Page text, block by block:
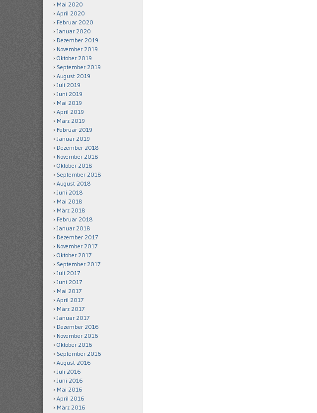
Mai 2020
April 2020
Februar 2020
Januar 2020
Dezember 2019
November 2019
Oktober 2019
September 2019
August 2019
Juli 2019
Juni 2019
Mai 2019
April 2019
März 2019
Februar 2019
Januar 2019
Dezember 2018
November 2018
Oktober 2018
September 2018
August 2018
Juni 2018
Mai 2018
März 2018
Februar 2018
Januar 2018
Dezember 2017
November 2017
Oktober 2017
September 2017
Juli 2017
Juni 2017
Mai 2017
April 2017
März 2017
Januar 2017
Dezember 2016
November 2016
Oktober 2016
September 2016
August 2016
Juli 2016
Juni 2016
Mai 2016
April 2016
März 2016